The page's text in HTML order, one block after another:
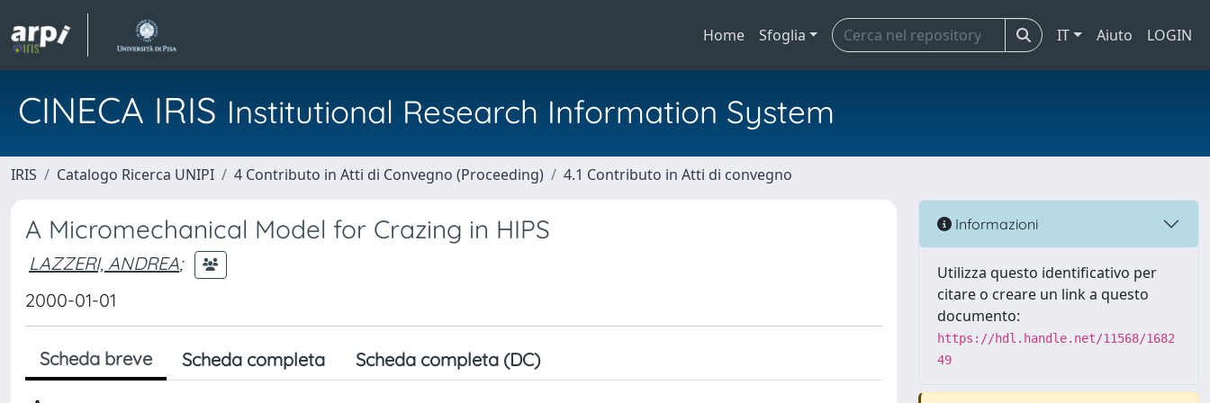
Home Sfoglia IT Aiuto LOGIN
CINECA IRIS Institutional Research Information System
IRIS Catalogo Ricerca UNIPI 4 Contributo in Atti di Convegno (Proceeding) 4.1 Contributo in Atti di convegno
A Micromechanical Model for Crazing in HIPS
LAZZERI, ANDREA;
2000-01-01
Scheda breve Scheda completa Scheda completa (DC)
Informazioni
Utilizza questo identificativo per
citare o creare un link a questo
documento:
https://hdl.handle.net/11568/1682
49